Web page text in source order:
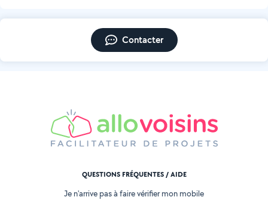
Contacter
QUESTIONS FRÉQUENTES / AIDE
Je n'arrive pas à faire vérifier mon mobile